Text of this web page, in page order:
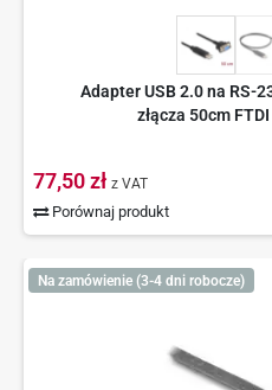
Adapter USB 2.0 na RS-
złącza 50cm
77,50 zł z VAT
Porównaj produkt
Na zamówienie (3-4 dni robocze)